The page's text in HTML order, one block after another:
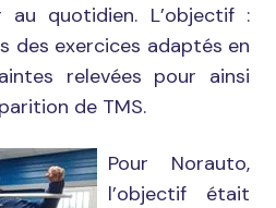
quotidien. L’objectif :
des exercices adaptés en
relevées pour ainsi
de TMS.
Pour Norauto,
l’objectif était